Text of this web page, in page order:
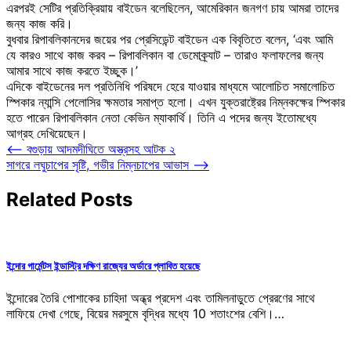
এরপরই সেটির প্রতিক্রিয়ায় বাইডেন বলেছিলেন, আমেরিকান জনগণ চায় আমরা তাদের
জন্য কাজ করি।
বুধবার রিপাবলিকানদের জয়ের পর প্রেসিডেন্ট বাইডেন এক বিবৃতিতে বলেন, ‘এবং আমি
যে কারও সাথে কাজ করব – রিপাবলিকান বা ডেমোক্র্যাট – তারাও ফলাফলের জন্য
আমার সাথে কাজ করতে ইচ্ছুক।’
এদিকে বাইডেনের দল প্রতিনিধি পরিষদে হেরে যাওয়ার মাধ্যমে আলোচিত সমালোচিত
স্পিকার ন্যান্সি পেলোসির ক্ষমতার সমাপ্ত হলো। এখন যুক্তরাষ্ট্রের নিম্নকক্ষের স্পিকার
হতে পারেন রিপাবলিকান নেতা কেভিন ম্যাকার্থি। তিনি এ পদের জন্য ইতোমধ্যে
আগ্রহ দেখিয়েছেন।
Post
navigation
⟵ বগুড়ায় আদমদীঘিতে অস্ত্রসহ আটক ২
সাগরে লঘুচাপের সৃষ্টি, গভীর নিম্নচাপের আভাস ⟶
Related Posts
ইন্দোর গার্মেন্টস ইন্ডাস্ট্রি দক্ষিণ রাজ্যের অর্ডারে প্লাবিত হয়েছে
ইন্দোরের তৈরি পোশাকের চাহিদা অন্ধ্র প্রদেশ এবং তামিলনাড়ুতে প্রেরণের সাথে
লাফিয়ে দেখা গেছে, বিয়ের মরসুমে বৃদ্ধির মধ্যে 10 শতাংশের বেশি।…